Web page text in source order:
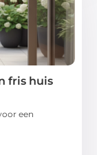
fris huis
een